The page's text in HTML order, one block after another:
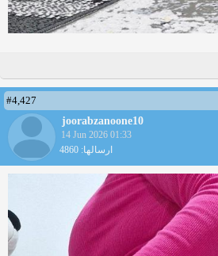
#4,427
joorabzanoone10
14 Jun 2026 01:33
ارسالها: 4860